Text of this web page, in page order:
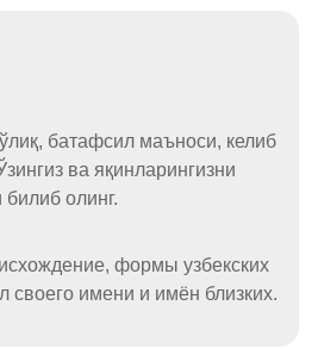
батафсил маъноси, келиб
ва яқинларингизни
олинг.
формы узбекских
своего имени и имён близких.